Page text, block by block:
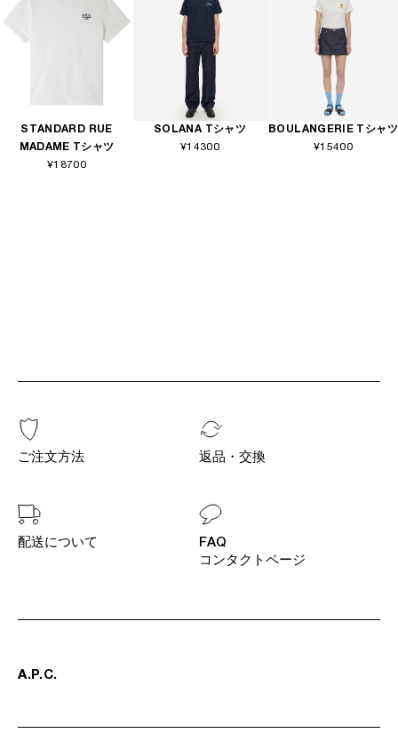
STANDARD RUE
MADAME Tシャツ
¥18700
SOLANA Tシャツ
¥14300
BOULANGERIE Tシャツ
¥15400
ご注文方法 返品・交換
配送について
FAQ
コンタクトページ
A. P. C.